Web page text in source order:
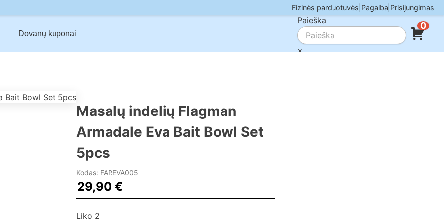
Fizinės parduotuvės Pagalba Prisijungimas
Dovanų kuponai
Paieška
×
0
Masalų indelių Flagman
Armadale Eva Bait Bowl Set
5pcs
Kodas: FAREVA005
29,90 €
Liko 2